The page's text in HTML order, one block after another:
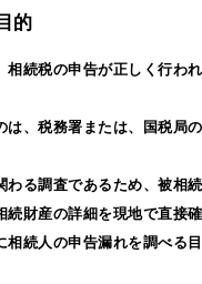
的
相続税の申告が正しく行わ
、税務署または、国税局の
わる調査であるため、被相
財産の詳細を現地で直接確
相続人の申告漏れを調べる